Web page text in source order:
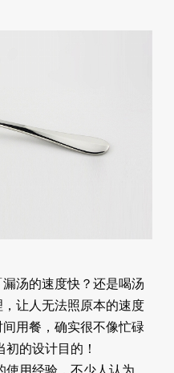
汤的速度快？还是喝汤
让人无法照原本的速度
用餐，确实很不像忙碌
初的设计目的！